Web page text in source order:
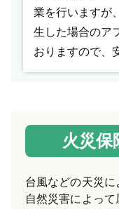
業を行いますが
生した場合のア
おりますので、
火災
台風などの天災
自然災害によっ